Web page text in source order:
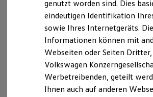
Klimafreundlicher Strom
Reichweite & Ladelösungen
Reichweitensimulator
Ladezeitensimulator
Ladelösungen für
Ladelösungen für
Bidirektionales Laden
Förderung & Kosten der
Fördermöglichkeiten für
genutzt worden sind. Dies
eindeutigen Identifikation
sowie Ihres Internetgeräts. Die
Informationen können mit
Webseiten oder Seiten Dritter,
Volkswagen
Werbetreibenden, geteilt
Ihnen auch auf anderen